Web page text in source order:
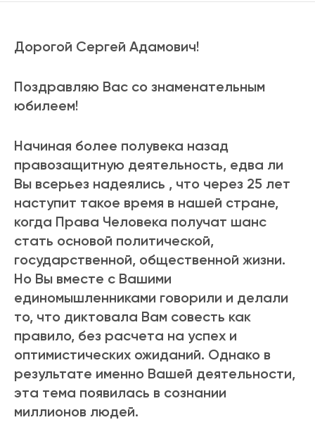
Дорогой Сергей Адамович!
Поздравляю Вас со знаменательным
юбилеем!
Начиная более полувека назад
правозащитную деятельность, едва ли
Вы всерьез надеялись , что через 25 лет
наступит такое время в нашей стране,
когда Права Человека получат шанс
стать основой политической,
государственной, общественной жизни.
Но Вы вместе с Вашими
единомышленниками говорили и делали
то, что диктовала Вам совесть как
правило, без расчета на успех и
оптимистических ожиданий. Однако в
результате именно Вашей деятельности,
эта тема появилась в сознании
миллионов людей.